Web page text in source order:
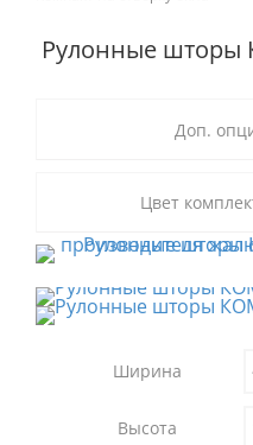
Рулонные
Доп.
Цвет
Ширина
Высота